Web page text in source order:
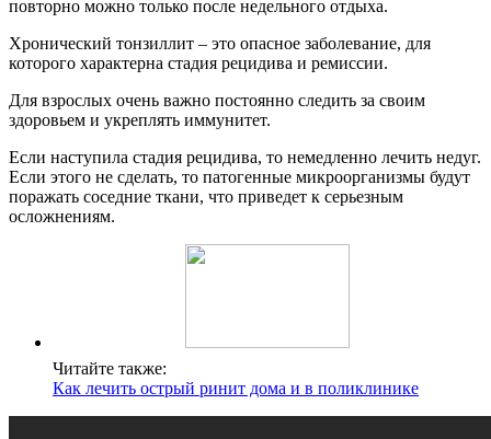
повторно можно только после недельного отдыха.
Хронический тонзиллит – это опасное заболевание, для
которого характерна стадия рецидива и ремиссии.
Для взрослых очень важно постоянно следить за своим
здоровьем и укреплять иммунитет.
Если наступила стадия рецидива, то немедленно лечить недуг.
Если этого не сделать, то патогенные микроорганизмы будут
поражать соседние ткани, что приведет к серьезным
осложнениям.
Читайте также:
Как лечить острый ринит дома и в поликлинике